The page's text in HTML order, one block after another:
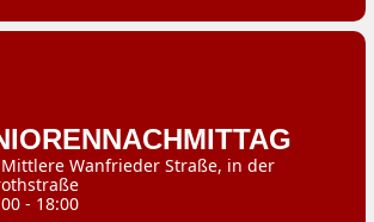
Mittlere Wanfrieder Straße, in der
- 18:00